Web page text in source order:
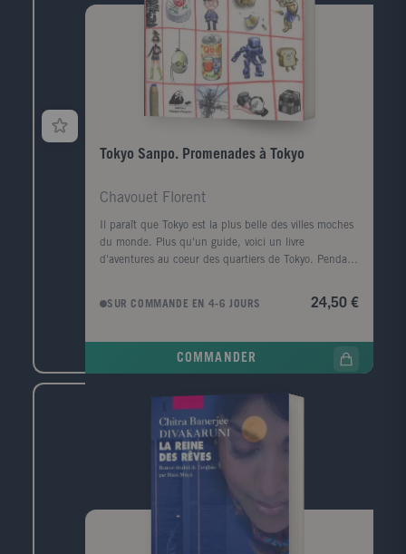
Tokyo Sanpo. Promenades à Tokyo
Chavouet Florent
Il paraît que Tokyo est la plus belle des villes moches
du monde. Plus qu'un guide, voici un livre
d'aventures au coeur des quartiers de Tokyo. Pendant
touriste. Avec cette impression persistante d'essayer
je ne comprends pas ce qui est écrit dessus. A mon
Chine. Ce à quoi j'ai répondu que les Japonais, en
tout cas, y étaient très accueillants."
SUR COMMANDE EN 4-6 JOURS 24,50 €
COMMANDER